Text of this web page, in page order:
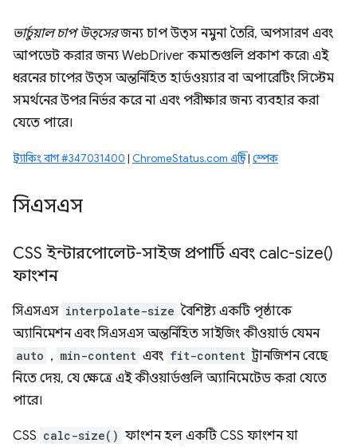
ভার্চুয়াল চাপ উত্সেরজন্য চাপ উত্স নমুনা তৈরি, অপসারণ এবং
আপডেট করার জন্য WebDriver কমান্ডগুলি প্রকাশ করে৷ এই
ধরনের চাপের উত্স অন্তর্নিহিত হার্ডওয়্যার বা অপারেটিং সিস্টেম
সমর্থনের উপর নির্ভর করে না এবং পরীক্ষার জন্য ব্যবহার করা
যেতে পারে।
ট্র্যাকিং বাগ #347031400 | ChromeStatus.com এন্ট্রি| স্পেক
সিএসএস
CSS ইন্টারপোলেট-সাইজ প্রপার্টি এবং calc-size()
ফাংশন
সিএসএস interpolate-size বৈশিষ্ট্য একটি পৃষ্ঠাকে
অ্যানিমেশন এবং সিএসএস অন্তর্নিহিত সাইজিং কীওয়ার্ড যেমন
auto , min-content এবং fit-content ট্রানজিশন বেছে
নিতে দেয়, যে ক্ষেত্রে এই কীওয়ার্ডগুলি অ্যানিমেটেড করা যেতে
পারে।
CSS calc-size() ফাংশন হল একটি CSS ফাংশন যা